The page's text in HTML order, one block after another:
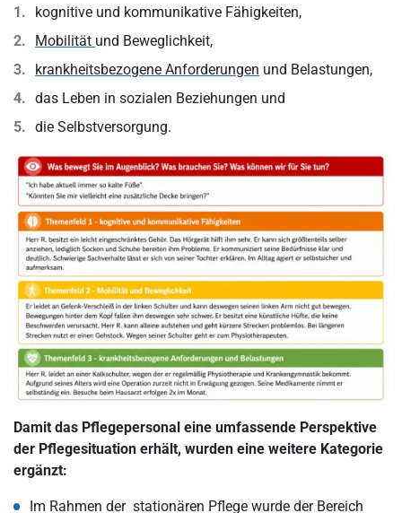
kognitive und kommunikative Fähigkeiten,
Mobilität und Beweglichkeit,
krankheitsbezogene Anforderungen und Belastungen,
das Leben in sozialen Beziehungen und
die Selbstversorgung.
Damit das Pflegepersonal eine umfassende Perspektive
der Pflegesituation erhält, wurden eine weitere Kategorie
ergänzt:
Im Rahmen der stationären Pflege wurde der Bereich